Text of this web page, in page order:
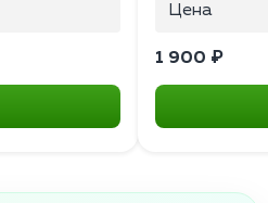
Цена
1 900 ₽